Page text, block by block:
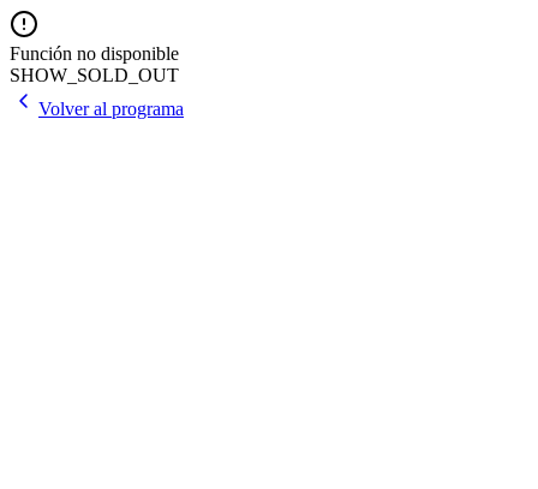
Función no disponible
SHOW_SOLD_OUT
Volver al programa